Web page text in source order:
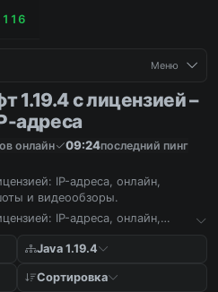
1 16
Меню
1.19.4 с лицензией –
адреса
онлайн 09:24последний пинг
IP-адреса, онлайн,
и видеообзоры.
IP-адреса, онлайн,
Java 1.19.4
Сортировка